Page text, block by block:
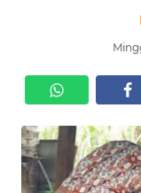
KRIMINAL
EKUIN